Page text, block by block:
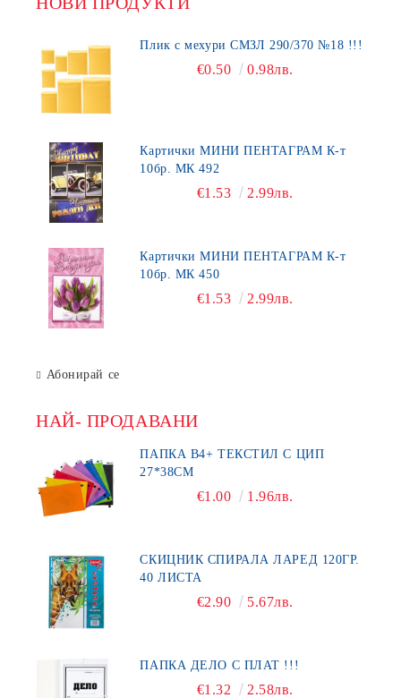
Плик с мехури СМЗЛ 290/370 №18 !!!
€0.50 0.98лв.
Картички МИНИ ПЕНТАГРАМ К-т
10бр. МК 492
€1.53 2.99лв.
Картички МИНИ ПЕНТАГРАМ К-т
10бр. МК 450
€1.53 2.99лв.
Абонирай се
НАЙ- ПРОДАВАНИ
ПАПКА В4+ ТЕКСТИЛ С ЦИП
27*38СМ
€1.00 1.96лв.
СКИЦНИК СПИРАЛА ЛАРЕД 120ГР.
40 ЛИСТА
€2.90 5.67лв.
ПАПКА ДЕЛО С ПЛАТ !!!
€1.32 2.58лв.